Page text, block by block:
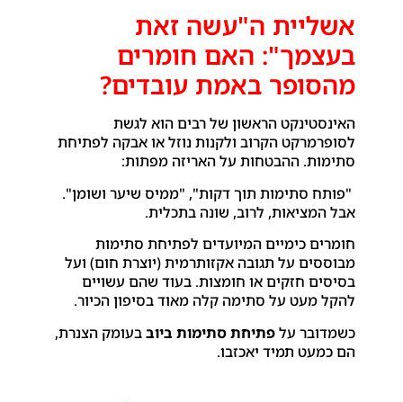
אשליית ה"עשה זאת
בעצמך": האם חומרים
מהסופר באמת עובדים?
האינסטינקט הראשון של רבים הוא לגשת
לסופרמרקט הקרוב ולקנות נוזל או אבקה לפתיחת
סתימות. ההבטחות על האריזה מפתות:
"פותח סתימות תוך דקות", "ממיס שיער ושומן".
אבל המציאות, לרוב, שונה בתכלית.
חומרים כימיים המיועדים לפתיחת סתימות
מבוססים על תגובה אקזותרמית (יוצרת חום) ועל
בסיסים חזקים או חומצות. בעוד שהם עשויים
להקל מעט על סתימה קלה מאוד בסיפון הכיור.
כשמדובר עלפתיחת סתימות ביובבעומק הצנרת,
הם כמעט תמיד יאכזבו.